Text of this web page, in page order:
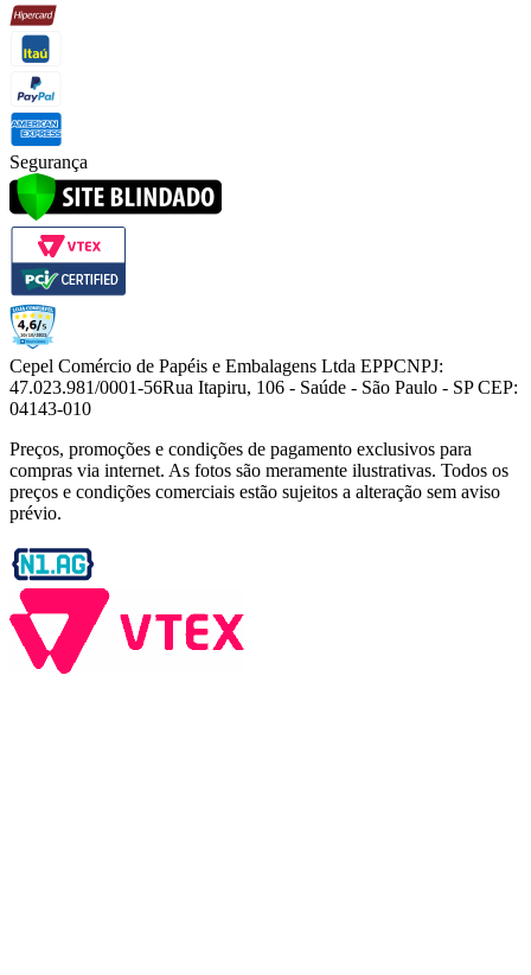
Segurança
Cepel Comércio de Papéis e Embalagens Ltda EPPCNPJ:
47.023.981/0001-56Rua Itapiru, 106 - Saúde - São Paulo - SP CEP:
04143-010
Preços, promoções e condições de pagamento exclusivos para
compras via internet. As fotos são meramente ilustrativas. Todos os
preços e condições comerciais estão sujeitos a alteração sem aviso
prévio.